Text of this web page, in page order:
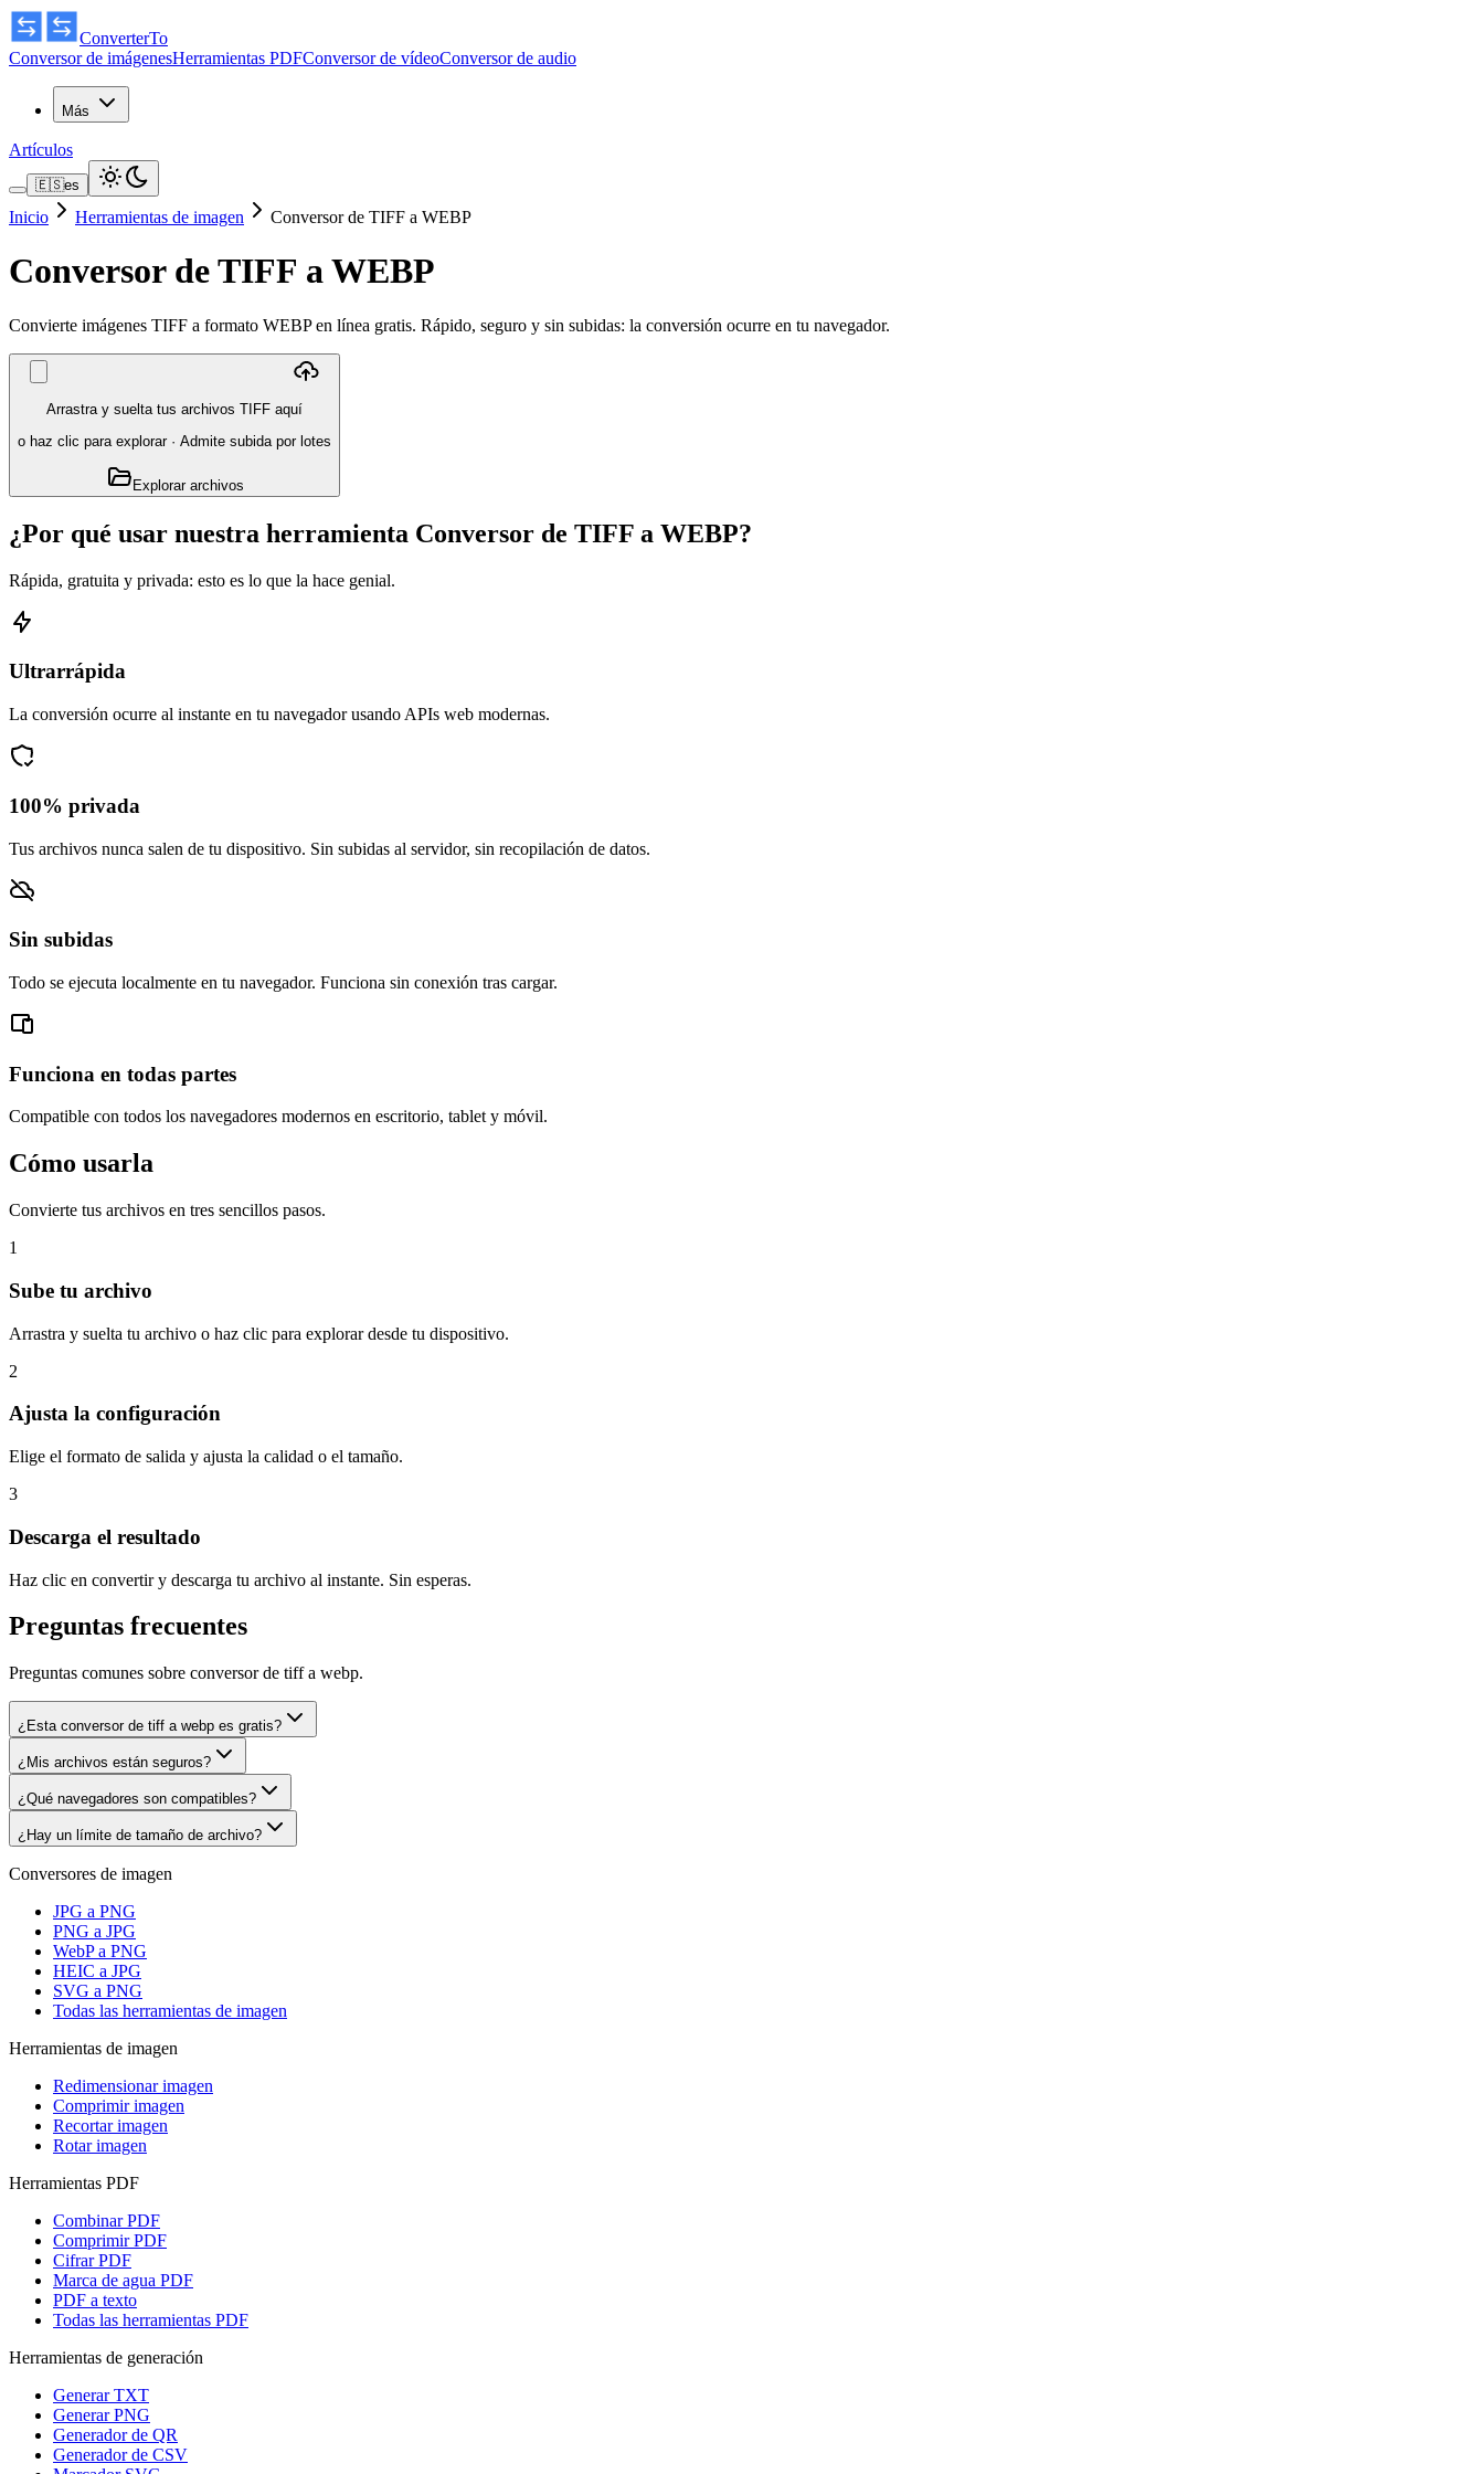
ConverterTo
Conversor de imágenesHerramientas PDFConversor de vídeoConversor de audio
Más
Artículos
🇪🇸es
Inicio Herramientas de imagen Conversor de TIFF a WEBP
Conversor de TIFF a WEBP
Convierte imágenes TIFF a formato WEBP en línea gratis. Rápido, seguro y sin subidas: la conversión ocurre en tu navegador.
Arrastra y suelta tus archivos TIFF aquí
o haz clic para explorar· Admite subida por lotes
Explorar archivos
¿Por qué usar nuestra herramienta Conversor de TIFF a WEBP?
Rápida, gratuita y privada: esto es lo que la hace genial.
Ultrarrápida
La conversión ocurre al instante en tu navegador usando APIs web modernas.
100% privada
Tus archivos nunca salen de tu dispositivo. Sin subidas al servidor, sin recopilación de datos.
Sin subidas
Todo se ejecuta localmente en tu navegador. Funciona sin conexión tras cargar.
Funciona en todas partes
Compatible con todos los navegadores modernos en escritorio, tablet y móvil.
Cómo usarla
Convierte tus archivos en tres sencillos pasos.
1
Sube tu archivo
Arrastra y suelta tu archivo o haz clic para explorar desde tu dispositivo.
2
Ajusta la configuración
Elige el formato de salida y ajusta la calidad o el tamaño.
3
Descarga el resultado
Haz clic en convertir y descarga tu archivo al instante. Sin esperas.
Preguntas frecuentes
Preguntas comunes sobre conversor de tiff a webp.
¿Esta conversor de tiff a webp es gratis?
¿Mis archivos están seguros?
¿Qué navegadores son compatibles?
¿Hay un límite de tamaño de archivo?
Conversores de imagen
JPG a PNG
PNG a JPG
WebP a PNG
HEIC a JPG
SVG a PNG
Todas las herramientas de imagen
Herramientas de imagen
Redimensionar imagen
Comprimir imagen
Recortar imagen
Rotar imagen
Herramientas PDF
Combinar PDF
Comprimir PDF
Cifrar PDF
Marca de agua PDF
PDF a texto
Todas las herramientas PDF
Herramientas de generación
Generar TXT
Generar PNG
Generador de QR
Generador de CSV